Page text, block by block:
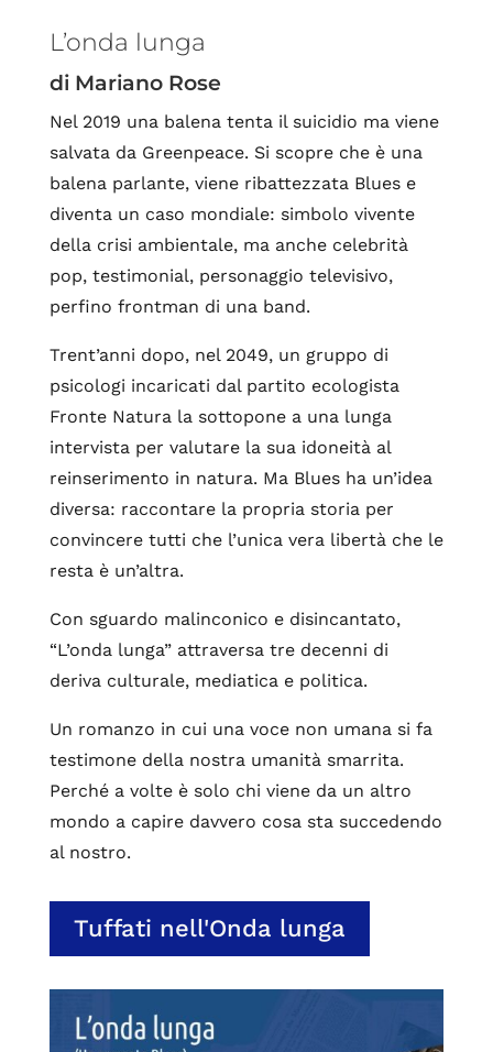
L’onda lunga
di Mariano Rose
Nel 2019 una balena tenta il suicidio ma viene
salvata da Greenpeace. Si scopre che è una
balena parlante, viene ribattezzata Blues e
diventa un caso mondiale: simbolo vivente
della crisi ambientale, ma anche celebrità
pop, testimonial, personaggio televisivo,
perfino frontman di una band.
Trent’anni dopo, nel 2049, un gruppo di
psicologi incaricati dal partito ecologista
Fronte Natura la sottopone a una lunga
intervista per valutare la sua idoneità al
reinserimento in natura. Ma Blues ha un’idea
diversa: raccontare la propria storia per
convincere tutti che l’unica vera libertà che le
resta è un’altra.
Con sguardo malinconico e disincantato,
“L’onda lunga” attraversa tre decenni di
deriva culturale, mediatica e politica.
Un romanzo in cui una voce non umana si fa
testimone della nostra umanità smarrita.
Perché a volte è solo chi viene da un altro
mondo a capire davvero cosa sta succedendo
al nostro.
Tuffati nell'Onda lunga